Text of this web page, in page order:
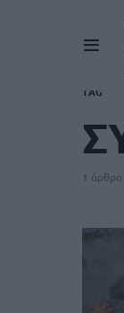
TAG
1 άρθρο